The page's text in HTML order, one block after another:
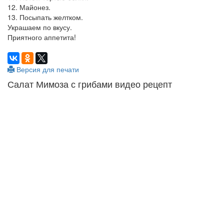
12. Майонез.
13. Посыпать желтком.
Украшаем по вкусу.
Приятного аппетита!
Версия для печати
Салат Мимоза с грибами видео рецепт